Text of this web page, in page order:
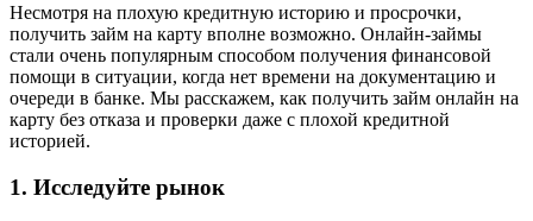
Несмотря на плохую кредитную историю и просрочки,
получить займ на карту вполне возможно. Онлайн-займы
стали очень популярным способом получения финансовой
помощи в ситуации, когда нет времени на документацию и
очереди в банке. Мы расскажем, как получить займ онлайн на
карту без отказа и проверки даже с плохой кредитной
историей.
1. Исследуйте рынок